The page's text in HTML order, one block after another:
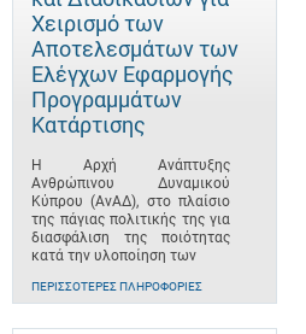
Χειρισμό των
Αποτελεσμάτων των
Ελέγχων Εφαρμογής
Προγραμμάτων
Κατάρτισης
Η Αρχή Ανάπτυξης
Ανθρώπινου Δυναμικού
Κύπρου (ΑνΑΔ), στο πλαίσιο
της πάγιας πολιτικής της για
διασφάλιση της ποιότητας
κατά την υλοποίηση των
ΠΕΡΙΣΣΌΤΕΡΕΣ ΠΛΗΡΟΦΟΡΊΕΣ